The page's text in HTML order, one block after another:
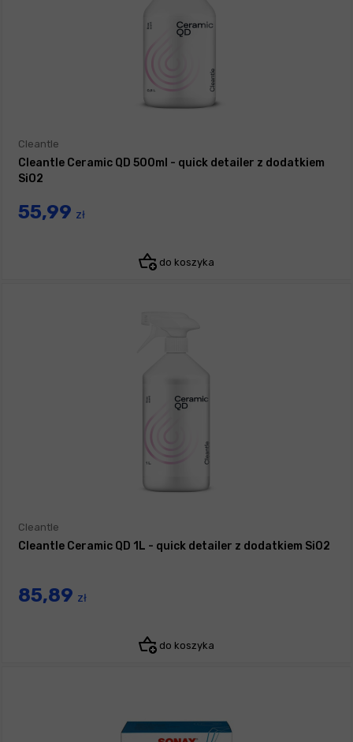
Cleantle
Cleantle Ceramic QD 500ml - quick detailer z dodatkiem
SiO2
55,99 zł
do koszyka
Cleantle
Cleantle Ceramic QD 1L - quick detailer z dodatkiem SiO2
85,89 zł
do koszyka